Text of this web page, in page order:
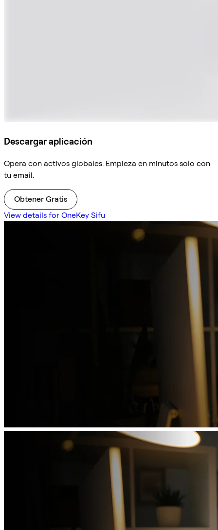
Descargar aplicación
Opera con activos globales. Empieza en minutos solo con
tu email.
Obtener Gratis
View details for OneKey Sifu